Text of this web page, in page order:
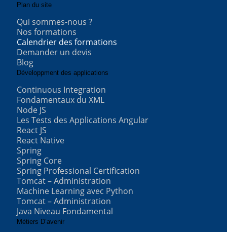
Plan du site
Qui sommes-nous ?
Nos formations
Calendrier des formations
Demander un devis
Blog
Développment des applications
Continuous Integration
Fondamentaux du XML
Node JS
Les Tests des Applications Angular
React JS
React Native
Spring
Spring Core
Spring Professional Certification
Tomcat – Administration
Machine Learning avec Python
Tomcat – Administration
Java Niveau Fondamental
Métiers D’avenir